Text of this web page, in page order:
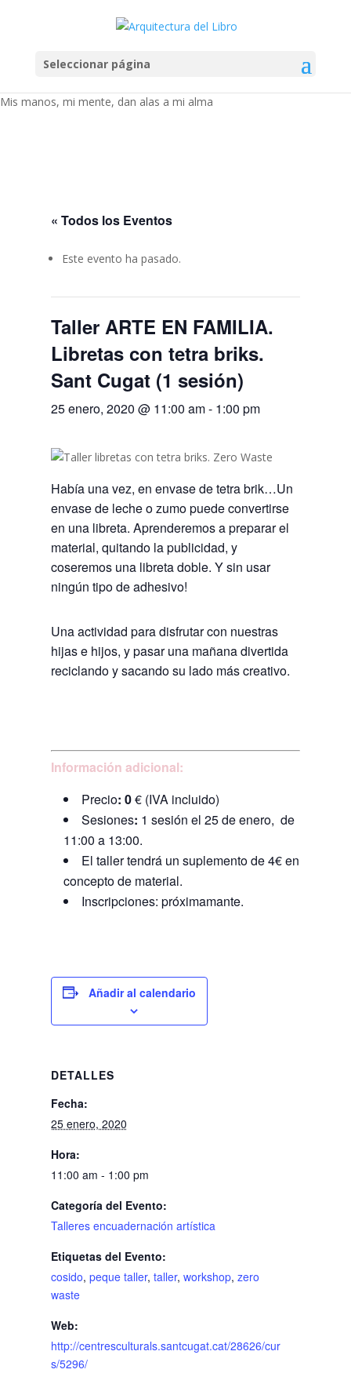
Seleccionar página
Mis manos, mi mente, dan alas a mi alma
« Todos los Eventos
Este evento ha pasado.
Taller ARTE EN FAMILIA.
Libretas con tetra briks.
Sant Cugat (1 sesión)
25 enero, 2020 @ 11:00 am- 1:00 pm
Había una vez, en envase de tetra brik…Un
envase de leche o zumo puede convertirse
en una libreta. Aprenderemos a preparar el
material, quitando la publicidad, y
coseremos una libreta doble. Y sin usar
ningún tipo de adhesivo!
Una actividad para disfrutar con nuestras
hijas e hijos, y pasar una mañana divertida
reciclando y sacando su lado más creativo.
Información adicional:
Precio: 0€ (IVA incluido)
Sesiones: 1 sesión el 25 de enero, de
11:00 a 13:00.
El taller tendrá un suplemento de 4€ en
concepto de material.
Inscripciones: próximamante.
Añadir al calendario
DETALLES
Fecha:
25 enero, 2020
Hora:
11:00 am - 1:00 pm
Categoría del Evento:
Talleres encuadernación artística
Etiquetas del Evento:
cosido, peque taller, taller, workshop, zero
waste
Web:
http://centresculturals.santcugat.cat/28626/cur
s/5296/